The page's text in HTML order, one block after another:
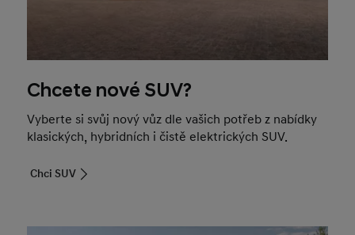
Chcete nové SUV?
Vyberte si svůj nový vůz dle vašich potřeb z nabídky
klasických, hybridních i čistě elektrických SUV.
Chci SUV